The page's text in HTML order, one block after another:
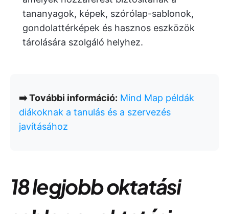
tananyagok, képek, szórólap-sablonok,
gondolattérképek és hasznos eszközök
tárolására szolgáló helyhez.
➡️ További információ: Mind Map példák
diákoknak a tanulás és a szervezés
javításához
18 legjobb oktatási